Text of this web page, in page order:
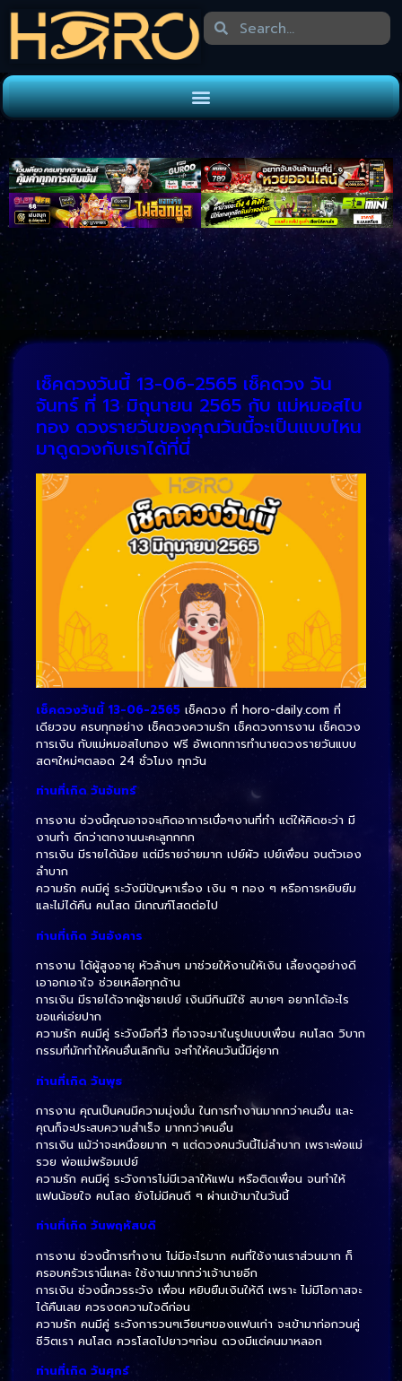
เช็คดวงวันนี้ 13-06-2565 เช็คดวง วัน
จันทร์ ที่ 13 มิถุนายน 2565 กับ แม่หมอสไบ
ทอง ดวงรายวันของคุณวันนี้จะเป็นแบบไหน
มาดูดวงกับเราได้ที่นี่
เช็คดวงวันนี้ 13-06-2565 เช็คดวง ที่ horo-daily.com ที่
เดียวจบ ครบทุกอย่าง เช็คดวงความรัก เช็คดวงการงาน เช็คดวง
การเงิน กับแม่หมอสไบทอง ฟรี อัพเดทการทำนายดวงรายวันแบบ
สดๆใหม่ๆตลอด 24 ชั่วโมง ทุกวัน
ท่านที่เกิด วันจันทร์
การงาน ช่วงนี้คุณอาจจะเกิดอาการเบื่อๆงานที่ทำ แต่ให้คิดซะว่า มี
งานทำ ดีกว่าตกงานนะคะลูกกกก
การเงิน มีรายได้น้อย แต่มีรายจ่ายมาก เปย์ผัว เปย์เพื่อน จนตัวเอง
ลำบาก
ความรัก คนมีคู่ ระวังมีปัญหาเรื่อง เงิน ๆ ทอง ๆ หรือการหยิบยืม
และไม่ได้คืน คนโสด มีเกณฑ์โสดต่อไป
ท่านที่เกิด วันอังคาร
การงาน ได้ผู้สูงอายุ หัวล้านๆ มาช่วยให้งานให้เงิน เลี้ยงดูอย่างดี
เอาอกเอาใจ ช่วยเหลือทุกด้าน
การเงิน มีรายได้จากผู้ชายเปย์ เงินมีกินมีใช้ สบายๆ อยากได้อะไร
ขอแค่เอ่ยปาก
ความรัก คนมีคู่ ระวังมือที่3 ที่อาจจะมาในรูปแบบเพื่อน คนโสด วิบาก
กรรมที่มักทำให้คนอื่นเลิกกัน จะทำให้คนวันนี้มีคู่ยาก
ท่านที่เกิด วันพุธ
การงาน คุณเป็นคนมีความมุ่งมั่น ในการทำงานมากกว่าคนอื่น และ
คุณก็จะประสบความสำเร็จ มากกว่าคนอื่น
การเงิน แม้ว่าจะเหนื่อยมาก ๆ แต่ดวงคนวันนี้ไม่ลำบาก เพราะพ่อแม่
รวย พ่อแม่พร้อมเปย์
ความรัก คนมีคู่ ระวังการไม่มีเวลาให้แฟน หรือติดเพื่อน จนทำให้
แฟนน้อยใจ คนโสด ยังไม่มีคนดี ๆ ผ่านเข้ามาในวันนี้
ท่านที่เกิด วันพฤหัสบดี
การงาน ช่วงนี้การทำงาน ไม่มีอะไรมาก คนที่ใช้งานเราส่วนมาก ก็
ครอบครัวเรานี่แหละ ใช้งานมากกว่าเจ้านายอีก
การเงิน ช่วงนี้ควรระวัง เพื่อน หยิบยืมเงินให้ดี เพราะ ไม่มีโอกาสจะ
ได้คืนเลย ควรงดความใจดีก่อน
ความรัก คนมีคู่ ระวังการวนๆเวียนๆของแฟนเก่า จะเข้ามาก่อกวนคู่
ชีวิตเรา คนโสด ควรโสดไปยาวๆก่อน ดวงมีแต่คนมาหลอก
ท่านที่เกิด วันศุกร์